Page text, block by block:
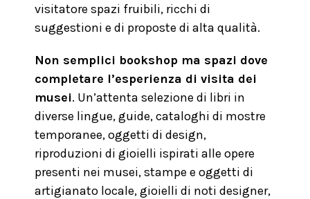
visitatore spazi fruibili, ricchi di
suggestioni e di proposte di alta qualità.
Non semplici bookshop ma spazi dove
completare l’esperienza di visita dei
musei. Un’attenta selezione di libri in
diverse lingue, guide, cataloghi di mostre
temporanee, oggetti di design,
riproduzioni di gioielli ispirati alle opere
presenti nei musei, stampe e oggetti di
artigianato locale, gioielli di noti designer,